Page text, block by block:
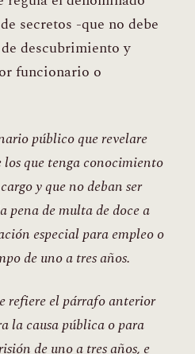
secretos -que no debe
descubrimiento y
funcionario o
público que revelare
que tenga conocimiento
y que no deban ser
pena de multa de doce a
especial para empleo o
de uno a tres años.
refiere el párrafo anterior
la causa pública o para
de uno a tres años, e